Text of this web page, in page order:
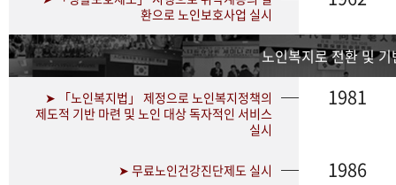
환으로 노인보호사업 실시
노인복지로 전환 및 기
➤ 「노인복지법」 제정으로 노인복지정책의
제도적 기반 마련 및 노인 대상 독자적인 서비스
실시
1981
➤ 무료노인건강진단제도 실시 1986